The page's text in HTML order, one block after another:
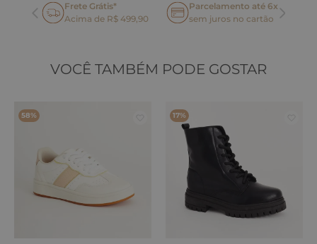
Frete Grátis*
Acima de R$ 499,90
Parcelamento até 6x
sem juros no cartão
VOCÊ TAMBÉM PODE GOSTAR
58% 17%